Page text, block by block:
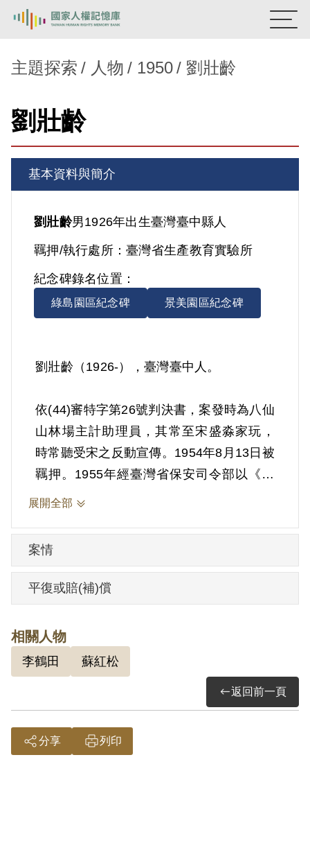
新生訓導處
主題探索
背景知識
關於我們
意見信箱
主題探索 人物 1950 劉壯齡
劉壯齡
基本資料與簡介
劉壯齡男1926年出生臺灣臺中縣人
羈押/執行處所：臺灣省生產教育實驗所
紀念碑錄名位置：
綠島園區紀念碑 景美園區紀念碑
劉壯齡（1926-），臺灣臺中人。
依(44)審特字第26號判決書，案發時為八仙
山林場主計助理員，其常至宋盛淼家玩，
時常聽受宋之反動宣傳。1954年8月13日被
羈押。1955年經臺灣省保安司令部以《戡
亂時期檢肅匪諜條例》第8條第1項第2款判
其於1999年7月向補償基金會提出申請，
2001年11月經第2屆第14次臨時董事會審
告其曾聽另案叛徒宋盛淼宣傳之反動言
論，思想顯受影響，而予交付感化等情，
屬思想層次問題。故認本案非有實據。
2019年2月經促轉會公告撤銷判決處分。
展開全部
案情
平復或賠(補)償
相關人物
李鶴田 蘇紅松
返回前一頁
分享 列印